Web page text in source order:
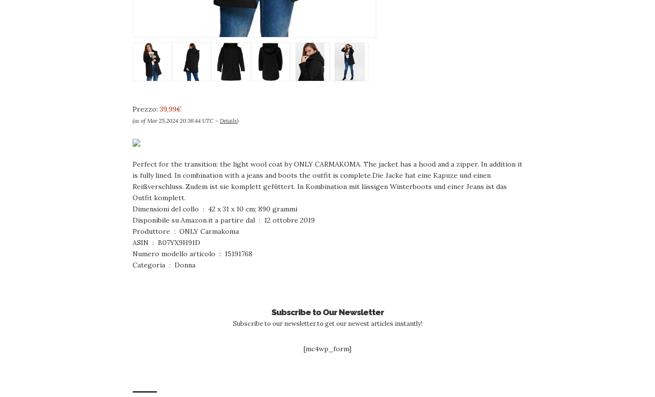
Prezzo: 39,99€
(as of Mar 25,2024 20:36:44 UTC – Details)
Perfect for the transition: the light wool coat by ONLY CARMAKOMA. The jacket has a hood and a zipper. In addition it
is fully lined. In combination with a jeans and boots the outfit is complete.Die Jacke hat eine Kapuze und einen
Reißverschluss. Zudem ist sie komplett gefüttert. In Kombination mit lässigen Winterboots und einer Jeans ist das
Outfit komplett.
Dimensioni del collo ‏ : ‎ 42 x 31 x 10 cm; 890 grammi
Disponibile su Amazon.it a partire dal ‏ : ‎ 12 ottobre 2019
Produttore ‏ : ‎ ONLY Carmakoma
ASIN ‏ : ‎ B07YX9H91D
Numero modello articolo ‏ : ‎ 15191768
Categoria ‏ : ‎ Donna
Subscribe to Our Newsletter
Subscribe to our newsletter to get our newest articles instantly!
[mc4wp_form]